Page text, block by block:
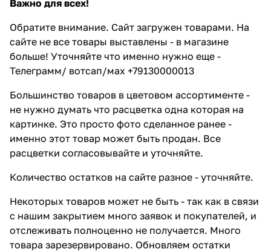
Важно для всех!
Обратите внимание. Сайт загружен товарами. На
сайте не все товары выставлены - в магазине
больше! Уточняйте что именно нужно еще -
Телеграмм/ вотсап/мах +79130000013
Большинство товаров в цветовом ассортименте -
не нужно думать что расцветка одна которая на
картинке. Это просто фото сделанное ранее -
именно этот товар может быть продан. Все
расцветки согласовывайте и уточняйте.
Количество остатков на сайте разное - уточняйте.
Некоторых товаров может не быть - так как в связи
с нашим закрытием много заявок и покупателей, и
отслеживать полноценно не получается. Много
товара зарезервировано. Обновляем остатки